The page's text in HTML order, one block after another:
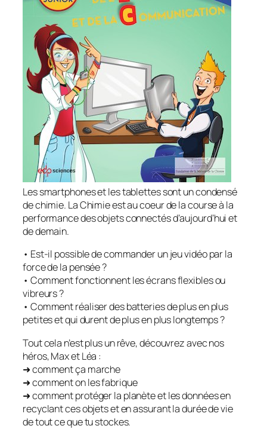
Les smartphones et les tablettes sont un condensé
de chimie. La Chimie est au coeur de la course à la
performance des objets connectés d’aujourd’hui et
de demain.
• Est-il possible de commander un jeu vidéo par la
force de la pensée ?
• Comment fonctionnent les écrans flexibles ou
vibreurs ?
• Comment réaliser des batteries de plus en plus
petites et qui durent de plus en plus longtemps ?
Tout cela n’est plus un rêve, découvrez avec nos
héros, Max et Léa :
➜ comment ça marche
➜ comment on les fabrique
➜ comment protéger la planète et les données en
recyclant ces objets et en assurant la durée de vie
de tout ce que tu stockes.